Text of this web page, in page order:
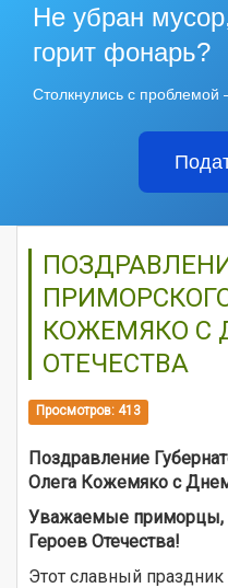
Не убран
горит фонарь?
Столкнулись с
КОЖЕМЯКО С
ОТЕЧЕСТВА
Просмотров: 413
Поздравление
Олега Кожемяко с
Уважаемые приморцы,
Героев Отечества!
Этот славный